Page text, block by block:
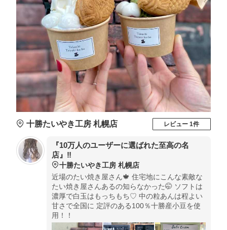
十勝たいやき工房 札幌店 レビュー 1件
『10万人のユーザーに選ばれた至高の名
店』‼️
十勝たいやき工房 札幌店
近場のたい焼き屋さん🍁 住宅地にこんな素敵な
たい焼き屋さんあるの知らなかった🤭 ソフトは
濃厚で白玉はもっちもち♡ 中の粒あんは程よい
甘さで全国に 定評のある100％十勝産小豆を使
用！！